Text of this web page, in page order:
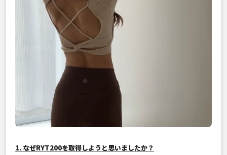
1. なぜRYT200を取得しようと思いましたか？